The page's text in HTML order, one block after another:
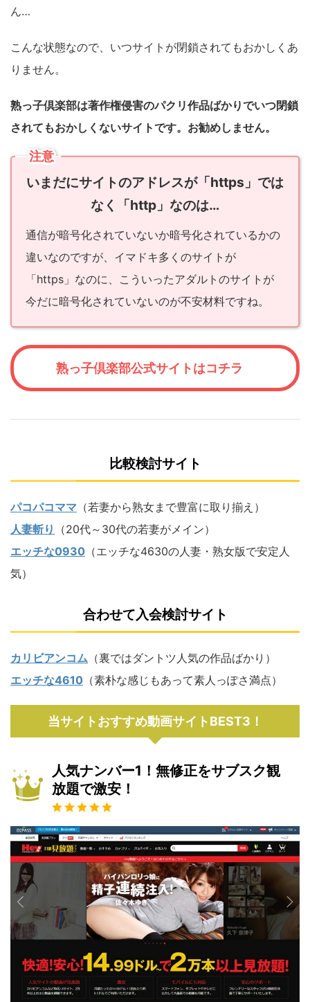
ん…
こんな状態なので、いつサイトが閉鎖されてもおかしくあ
りません。
熟っ子倶楽部は著作権侵害のパクリ作品ばかりでいつ閉鎖
されてもおかしくないサイトです。お勧めしません。
注意
いまだにサイトのアドレスが「https」では
なく「http」なのは…
通信が暗号化されていないか暗号化されているかの
違いなのですが、イマドキ多くのサイトが
「https」なのに、こういったアダルトのサイトが
今だに暗号化されていないのが不安材料ですね。
熟っ子倶楽部公式サイトはコチラ
比較検討サイト
パコパコママ （若妻から熟女まで豊富に取り揃え）
人妻斬り
（20代～30代の若妻がメイン）
エッチな0930 （エッチな4630の人妻・熟女版で安定人
気）
合わせて入会検討サイト
カリビアンコム （裏ではダントツ人気の作品ばかり）
エッチな4610 （素朴な感じもあって素人っぽさ満点）
当サイトおすすめ動画サイトBEST3！
人気ナンバー1！無修正をサブスク観
放題で激安！